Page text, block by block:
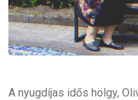
A nyugdíjas idős hölgy,